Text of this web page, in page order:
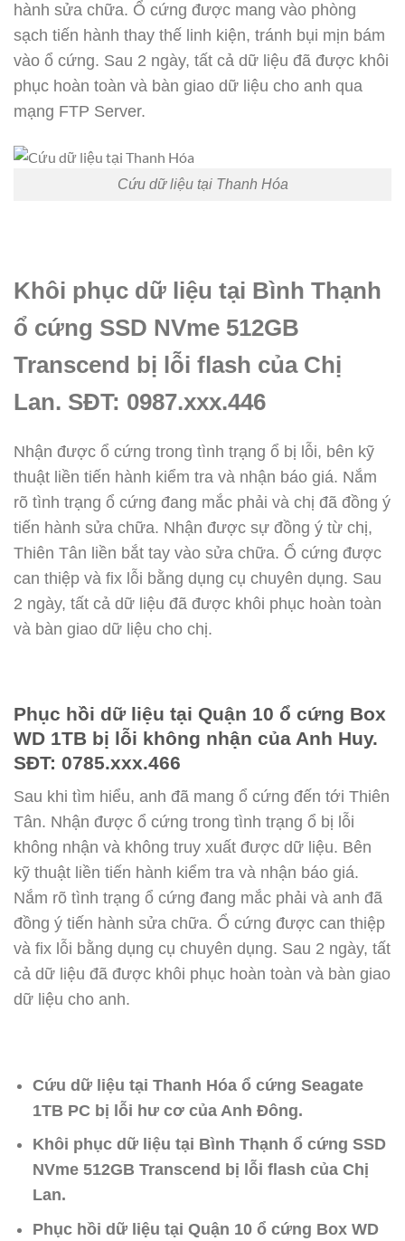
hành sửa chữa. Ổ cứng được mang vào phòng
sạch tiến hành thay thế linh kiện, tránh bụi mịn bám
vào ổ cứng. Sau 2 ngày, tất cả dữ liệu đã được khôi
phục hoàn toàn và bàn giao dữ liệu cho anh qua
mạng FTP Server.
Cứu dữ liệu tại Thanh Hóa
Khôi phục dữ liệu tại Bình Thạnh
ổ cứng SSD NVme 512GB
Transcend bị lỗi flash của Chị
Lan. SĐT: 0987.xxx.446
Nhận được ổ cứng trong tình trạng ổ bị lỗi, bên kỹ
thuật liền tiến hành kiểm tra và nhận báo giá. Nắm
rõ tình trạng ổ cứng đang mắc phải và chị đã đồng ý
tiến hành sửa chữa. Nhận được sự đồng ý từ chị,
Thiên Tân liền bắt tay vào sửa chữa. Ổ cứng được
can thiệp và fix lỗi bằng dụng cụ chuyên dụng. Sau
2 ngày, tất cả dữ liệu đã được khôi phục hoàn toàn
và bàn giao dữ liệu cho chị.
Phục hồi dữ liệu tại Quận 10 ổ cứng Box
WD 1TB bị lỗi không nhận của Anh Huy.
SĐT: 0785.xxx.466
Sau khi tìm hiểu, anh đã mang ổ cứng đến tới Thiên
Tân. Nhận được ổ cứng trong tình trạng ổ bị lỗi
không nhận và không truy xuất được dữ liệu. Bên
kỹ thuật liền tiến hành kiểm tra và nhận báo giá.
Nắm rõ tình trạng ổ cứng đang mắc phải và anh đã
đồng ý tiến hành sửa chữa. Ổ cứng được can thiệp
và fix lỗi bằng dụng cụ chuyên dụng. Sau 2 ngày, tất
cả dữ liệu đã được khôi phục hoàn toàn và bàn giao
dữ liệu cho anh.
Cứu dữ liệu tại Thanh Hóa ổ cứng Seagate
1TB PC bị lỗi hư cơ của Anh Đông.
Khôi phục dữ liệu tại Bình Thạnh ổ cứng SSD
NVme 512GB Transcend bị lỗi flash của Chị
Lan.
Phục hồi dữ liệu tại Quận 10 ổ cứng Box WD